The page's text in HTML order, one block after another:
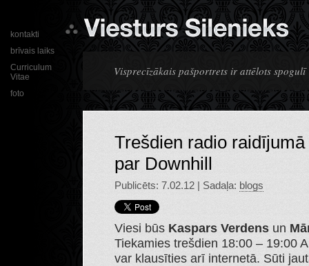
Visprecīzākais pašportrets ir attēlots spogulī
kontakti
brīvais laiks
Curriculum
Vitae
foto
Trešdien radio raidījumā
par Downhill
Publicēts: 7.02.12 | Sadaļa: blogs
Viesi būs Kaspars Verdens un
Tiekamies trešdien 18:00 – 19:00
var klausīties arī internetā. Sūti